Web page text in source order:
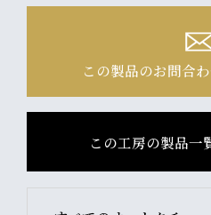
この製品のお問合
この工房の製品一